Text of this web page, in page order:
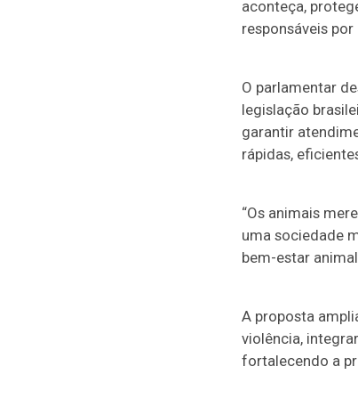
aconteça,
responsáveis por
O parlamentar
legislação
garantir
rápidas,
“Os animais
uma sociedade
bem-estar
A proposta
violência,
fortalecendo a